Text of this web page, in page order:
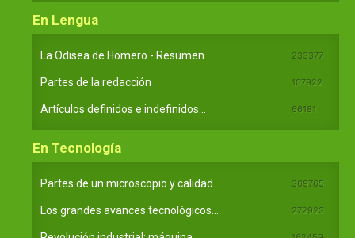
En Lengua
La Odisea de Homero - Resumen 233377
Partes de la redacción 107922
Artículos definidos e indefinidos... 66181
En Tecnología
Partes de un microscopio y calidad... 369765
Los grandes avances tecnológicos... 272923